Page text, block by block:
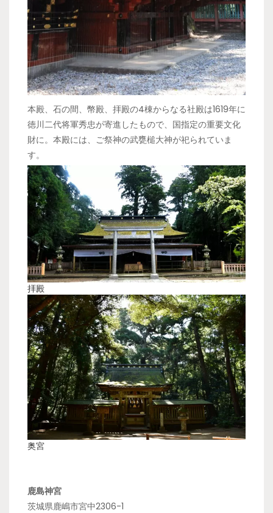
本殿、石の間、幣殿、拝殿の4棟からなる社殿は1619年に
徳川二代将軍秀忠が寄進したもので、国指定の重要文化
財に。本殿には、ご祭神の武甕槌大神が祀られていま
す。
拝殿
奥宮
鹿島神宮
茨城県鹿嶋市宮中2306-1